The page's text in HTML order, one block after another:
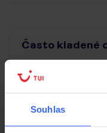
Souhlas
Často kladené
Budeme ubytováni
Kam jít po přistání a